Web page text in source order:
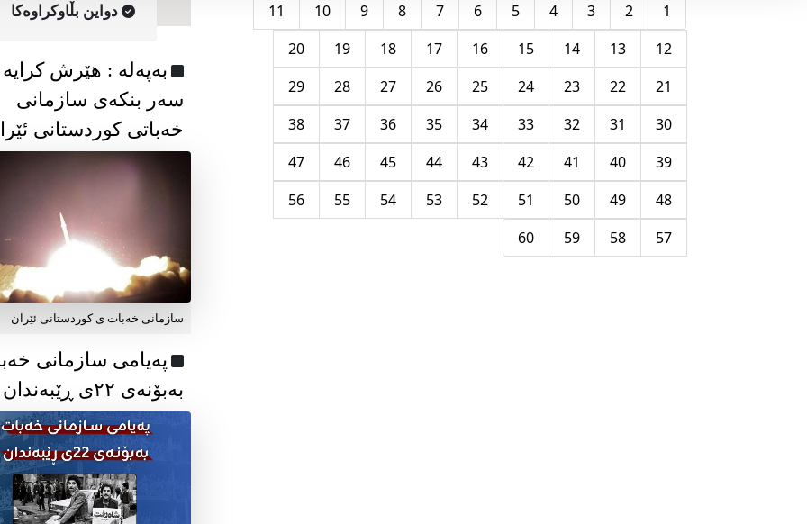
1
2
3
4
5
6
7
8
9
10
11
12
13
14
15
16
17
18
19
20
21
22
23
24
25
26
27
28
29
30
31
32
33
34
35
36
37
38
39
40
41
42
43
44
45
46
47
48
49
50
51
52
53
54
55
56
57
58
59
60
دواین بڵاوکراوه‌کا
به‌په‌له‌ : هێرش کرایە
سەر بنکەی سازمانی
خەباتی کوردستانی
سازمانی خەبات ی کوردستانی ئێران
پەیامی سازمانی
بەبۆنەی ۲۲ی ڕێبەندان